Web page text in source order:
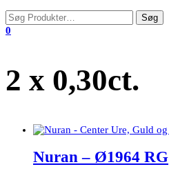
0
2 x 0,30ct.
Nuran – Ø1964 RG